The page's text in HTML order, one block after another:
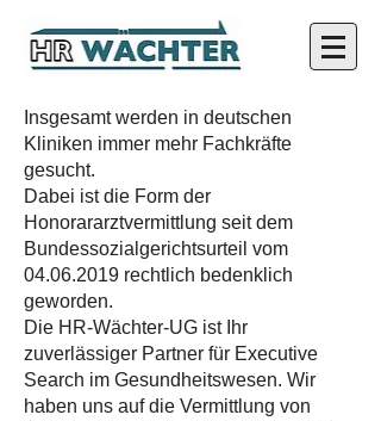
Insgesamt werden in deutschen
Kliniken immer mehr Fachkräfte
gesucht.
Dabei ist die Form der
Honorararztvermittlung seit dem
Bundessozialgerichtsurteil vom
04.06.2019 rechtlich bedenklich
geworden.
Die HR-Wächter-UG ist Ihr
zuverlässiger Partner für Executive
Search im Gesundheitswesen. Wir
haben uns auf die Vermittlung von